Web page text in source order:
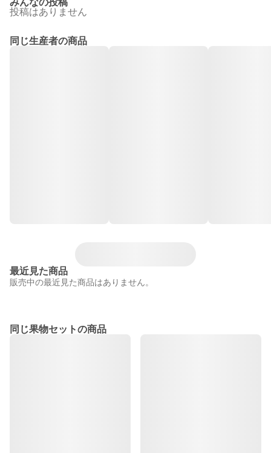
みんなの投稿
投稿はありません
同じ生産者の商品
最近見た商品
販売中の最近見た商品はありません。
同じ果物セットの商品